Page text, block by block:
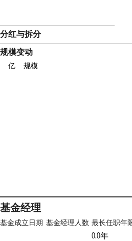
分红与拆分
规模变动
亿
规模
基金经理
基金成立日期 基金经理人数 最长任职年
0.0年